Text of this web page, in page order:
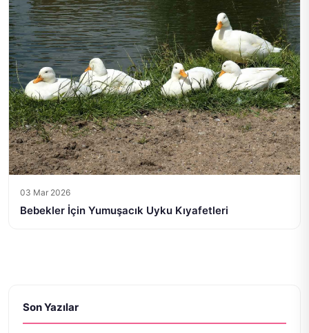
03 Mar 2026
Bebekler İçin Yumuşacık Uyku Kıyafetleri
Son Yazılar